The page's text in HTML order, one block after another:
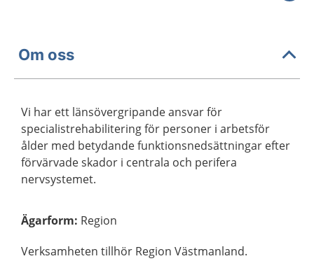
Om oss
Vi har ett länsövergripande ansvar för
specialistrehabilitering för personer i arbetsför
ålder med betydande funktionsnedsättningar efter
förvärvade skador i centrala och perifera
nervsystemet.
Ägarform: Region
Verksamheten tillhör Region Västmanland.